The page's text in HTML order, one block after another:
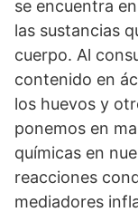
se encuentra
las sustancias
cuerpo. Al
contenido en
los huevos y
ponemos en
químicas en
reacciones
mediadores